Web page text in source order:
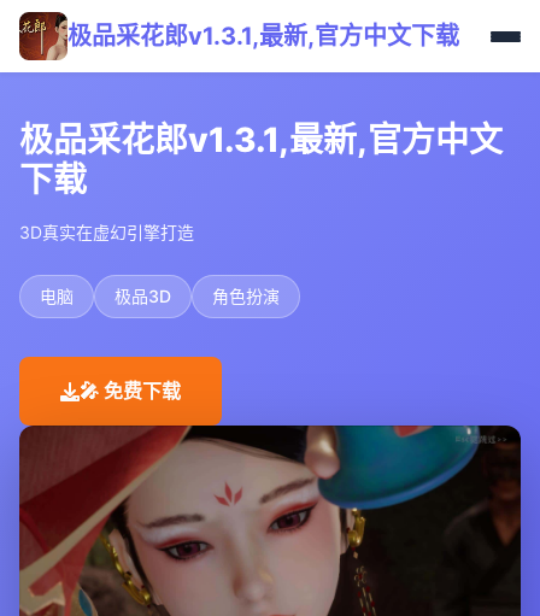
极品采花郎v1.3.1,最新,官方中文下载
极品采花郎v1.3.1,最新,官方中文
下载
3D真实在虚幻引擎打造
电脑 极品3D 角色扮演
🎤 免费下载